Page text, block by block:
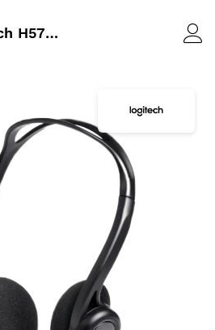
Casque Logitech H570e Mono USB Centre d’Appels